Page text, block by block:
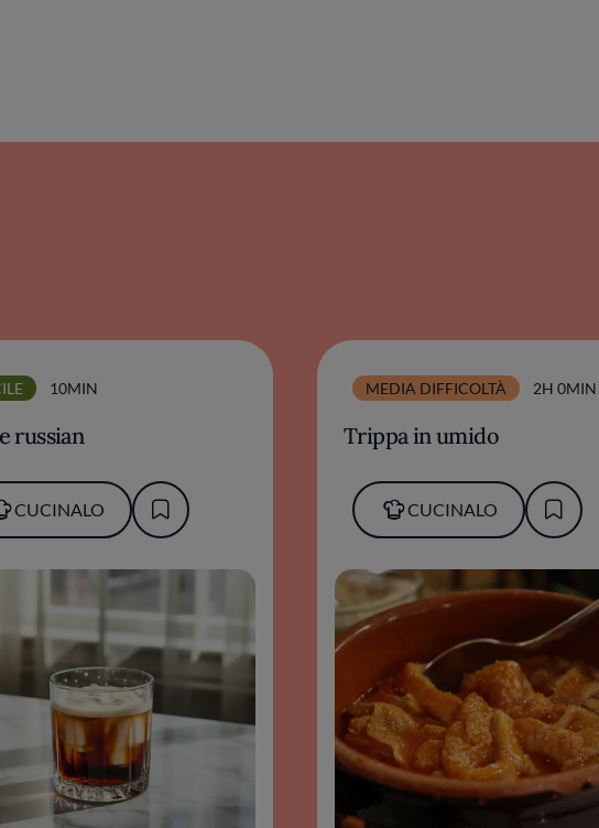
10MIN
russian
CUCINALO
MEDIA DIFFICOLTÀ 2H 0MIN
Trippa in umido
CUCINALO